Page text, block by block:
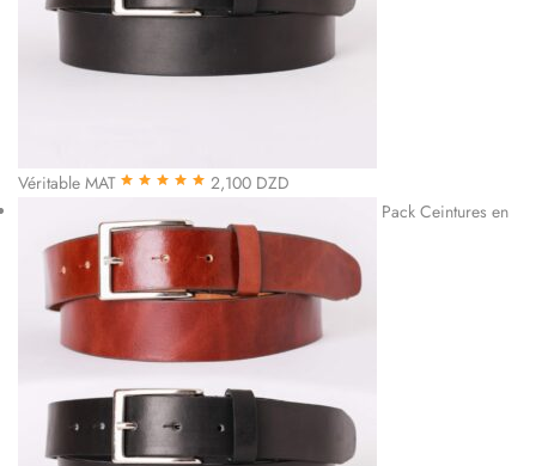
Véritable MAT
5
2,100 DZD
Pack Ceintures en